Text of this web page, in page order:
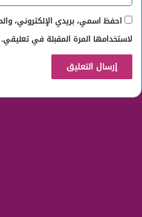
احفظ اسمي، بريدي الإلكتروني،
لاستخدامها المرة المقبلة في تعليقي.